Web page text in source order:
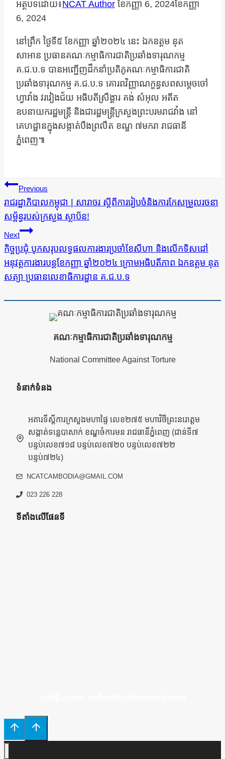
អត្ថបទដោយ៖NCAT Author ខែ​កញ្ញា 6, 2024ខែ​កញ្ញា
6, 2024
នៅព្រឹក ថ្ងៃទី៥ ខែកញ្ញា ឆ្នាំ២០២៤ នេះ ឯកឧត្តម នុត
សាអាន ប្រធានគណៈកម្មាធិការជាតិប្រឆាំងទារុណកម្ម
គ.ជ.ប.ទ បានអញ្ជើញដឹកនាំប្រតិភូគណៈកម្មាធិការជាតិ
ប្រឆាំងទារុណកម្ម គ.ជ.ប.ទ គោរពវិញ្ញាណក្ខន្ធសពសម្តេចចៅ
ហ្វាវាំង វរវៀងជ័យ អធិបតីស្រឹង្គារ គង់ សំអុល អតីត
ឧបនាយករដ្ឋមន្ត្រី និងជារដ្ឋមន្ត្រីក្រសួងព្រះបរមរាជវាំង នៅ
គេហដ្ឋានក្នុងសង្កាត់បឹងព្រលឹត ខណ្ឌ ៧មករា រាជធានី
ភ្នំពេញ៕
ការ​
នាំទិស​
ប្រកាស
Previous
រាជរដ្ឋាភិបាលកម្ពុជា | សារាចរ ស្តីពីការរៀបចំនិងការកែសម្រួលរចនា
សម្ព័ន្ធរបស់ក្រសួង ស្ថាប័ន!
Next
កិច្ចប្រជុំ បូកសរុបលទ្ធផលការងារប្រចាំខែសីហា និងលើកទិសដៅ
អនុវត្តការងារបន្តខែកញ្ញា ឆ្នាំ២០២៤ ក្រោមអធិបតីភាព ឯកឧត្តម នុត
សត្យា ប្រធានលេខាធិការដ្ឋាន គ.ជ.ប.ទ
គណៈកម្មាធិការជាតិប្រឆាំងទារុណកម្ម
National Committee Against Torture
ទំនាក់ទំនង
អគារទីស្តីការក្រសួងមហាផ្ទៃ លេខ២៧៥ មហាវិថីព្រះនរោត្តម
សង្កាត់ទន្លេបាសាក់ ខណ្ឌចំការមន រាជធានីភ្នំពេញ (ជាន់ទី៧
បន្ទប់លេខ៧១៨ បន្ទប់លេខ៧២០ បន្ទប់លេខ៧២២
បន្ទប់៧២៤)
NCATCAMBODIA@GMAIL.COM
023 226 228
ទីតាំងលើផែនទី